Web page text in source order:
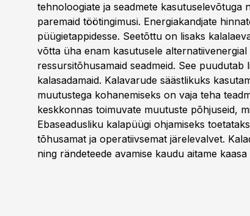
tehnoloogiate ja seadmete kasutuselevõtuga
paremaid töötingimusi. Energiakandjate
püügietappidesse. Seetõttu on lisaks
võtta üha enam kasutusele
ressursitõhusamaid seadmeid. See puudutab
kalasadamaid. Kalavarude säästlikuks
muutustega kohanemiseks on vaja teha
keskkonnas toimuvate muutuste põhjuseid,
Ebaseadusliku kalapüügi ohjamiseks
tõhusamat ja operatiivsemat järelevalvet.
ning rändeteede avamise kaudu aitame